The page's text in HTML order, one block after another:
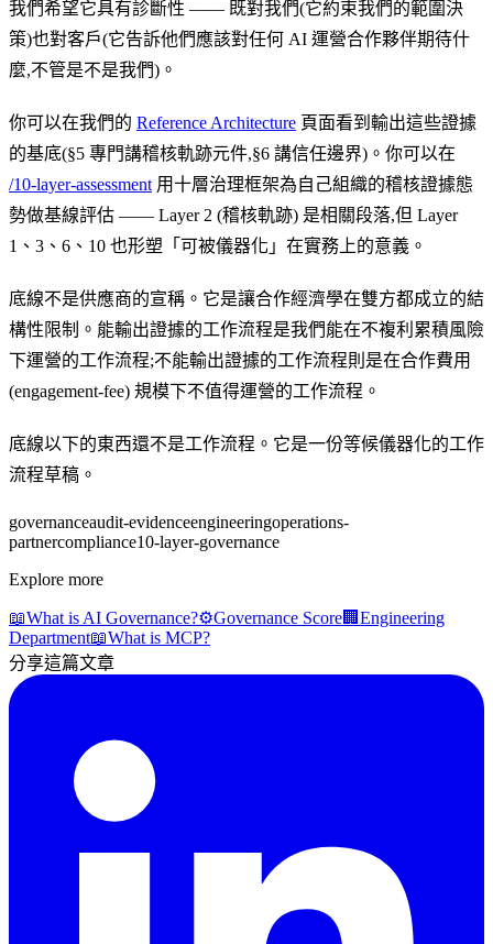
我們希望它具有診斷性 —— 既對我們(它約束我們的範圍決
策)也對客戶(它告訴他們應該對任何 AI 運營合作夥伴期待什
麼,不管是不是我們)。
你可以在我們的 Reference Architecture 頁面看到輸出這些證據
的基底(§5 專門講稽核軌跡元件,§6 講信任邊界)。你可以在
/10-layer-assessment 用十層治理框架為自己組織的稽核證據態
勢做基線評估 —— Layer 2 (稽核軌跡) 是相關段落,但 Layer
1、3、6、10 也形塑「可被儀器化」在實務上的意義。
底線不是供應商的宣稱。它是讓合作經濟學在雙方都成立的結
構性限制。能輸出證據的工作流程是我們能在不複利累積風險
下運營的工作流程;不能輸出證據的工作流程則是在合作費用
(engagement-fee) 規模下不值得運營的工作流程。
底線以下的東西還不是工作流程。它是一份等候儀器化的工作
流程草稿。
governanceaudit-evidenceengineeringoperations-
partnercompliance10-layer-governance
Explore more
📖What is AI Governance?⚙️Governance Score🏢 Engineering
Department📖What is MCP?
分享這篇文章